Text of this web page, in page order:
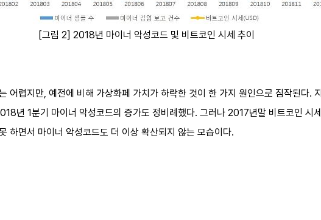
[그림 2] 2018년 마이너 악성코드 및 비트코인 시세 추이
어렵지만, 예전에 비해 가상화페 가치가 하락한 것이 한 가지 원인으로 짐작된다.
년 1분기 마이너 악성코드의 증가도 정비례했다. 그러나 2017년말 비트코인 시
하면서 마이너 악성코드도 더 이상 확산되지 않는 모습이다.